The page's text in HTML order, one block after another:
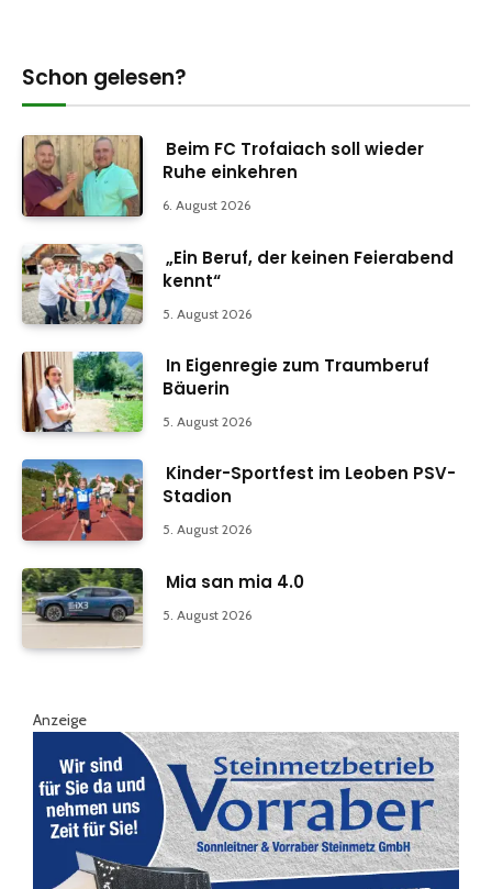
Schon gelesen?
Beim FC Trofaiach soll wieder
Ruhe einkehren
6. August 2026
„Ein Beruf, der keinen Feierabend
kennt“
5. August 2026
In Eigenregie zum Traumberuf
Bäuerin
5. August 2026
Kinder-Sportfest im Leoben PSV-
Stadion
5. August 2026
Mia san mia 4.0
5. August 2026
Anzeige